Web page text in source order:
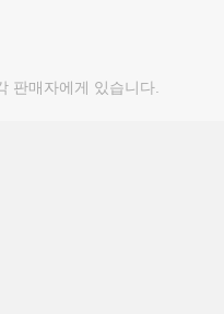
판매자에게 있습니다.